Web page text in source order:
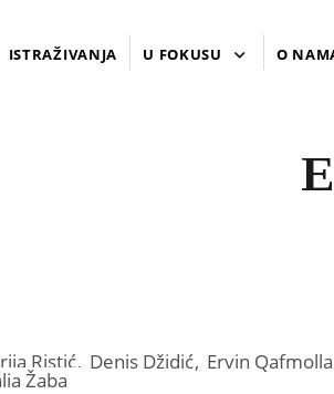
ISTRAŽIVANJA U FOKUSU O
Ristić, Denis Džidić, Ervin
Žaba